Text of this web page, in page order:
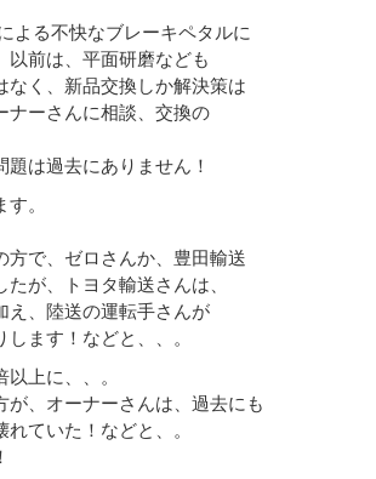
よる不快なブレーキペタルに
以前は、平面研磨なども
なく、新品交換しか解決策は
ナーさんに相談、交換の
は過去にありません！
。
方で、ゼロさんか、豊田輸送
が、トヨタ輸送さんは、
え、陸送の運転手さんが
ます！などと、、。
上に、、。
が、オーナーさんは、過去にも
ていた！などと、。